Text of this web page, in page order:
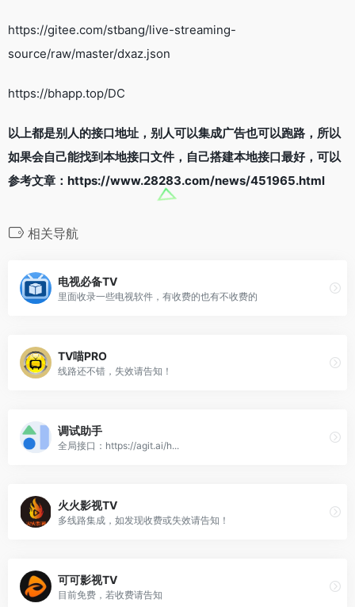
https://gitee.com/stbang/live-streaming-
source/raw/master/dxaz.json
https://bhapp.top/DC
以上都是别人的接口地址，别人可以集成广告也可以跑路，所以
如果会自己能找到本地接口文件，自己搭建本地接口最好，可以
参考文章：https://www.28283.com/news/451965.html
相关导航
电视必备TV
里面收录一些电视软件，有收费的也有不收费的
TV喵PRO
线路还不错，失效请告知！
调试助手
全局接口：https://agit.ai/h...
火火影视TV
多线路集成，如发现收费或失效请告知！
可可影视TV
目前免费，若收费请告知